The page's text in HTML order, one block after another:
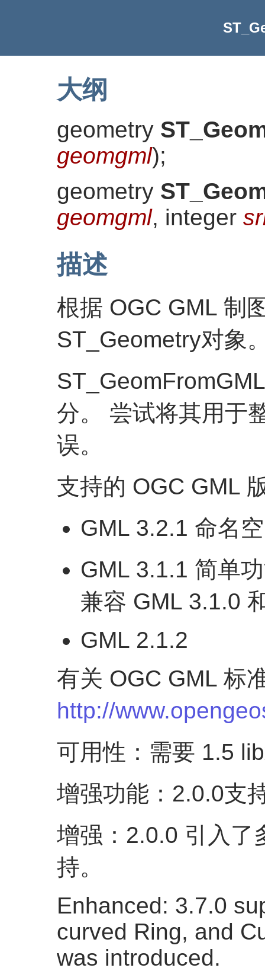
大纲
geometry
geomgml);
geometry
geomgml, integer
描述
根据 OGC GML 制
ST_Geometry对象
分。 尝试将其用于
误。
支持的 OGC GML
GML 3.2.1 命名
GML 3.1.1 简单
兼容 GML 3.1.0
GML 2.1.2
有关 OGC GML 标
http://
可用性：需要 1.5
增强功能：2.0.0支
增强：2.0.0 引入了
持。
Enhanced: 3.7.0
curved Ring, and
was introduced.